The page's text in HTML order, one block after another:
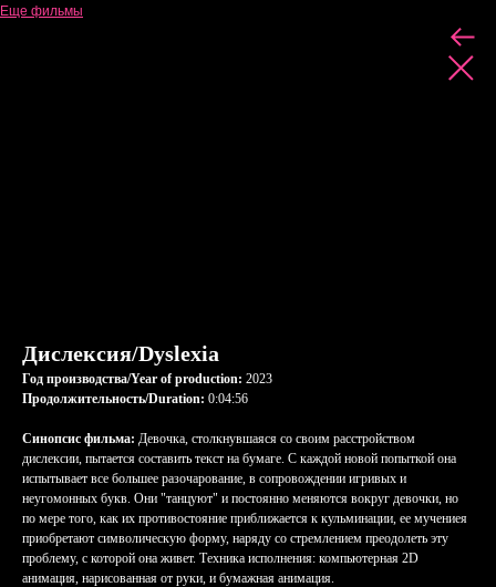
Еще фильмы
Дислексия/Dyslexia
Год производства/Year of production: 2023
Продолжительность/Duration: 0:04:56
Синопсис фильма: Девочка, столкнувшаяся со своим расстройством
дислексии, пытается составить текст на бумаге. С каждой новой попыткой она
испытывает все большее разочарование, в сопровождении игривых и
неугомонных букв. Они "танцуют" и постоянно меняются вокруг девочки, но
по мере того, как их противостояние приближается к кульминации, ее мучениея
приобретают символическую форму, наряду со стремлением преодолеть эту
проблему, с которой она живет. Техника исполнения: компьютерная 2D
анимация, нарисованная от руки, и бумажная анимация.